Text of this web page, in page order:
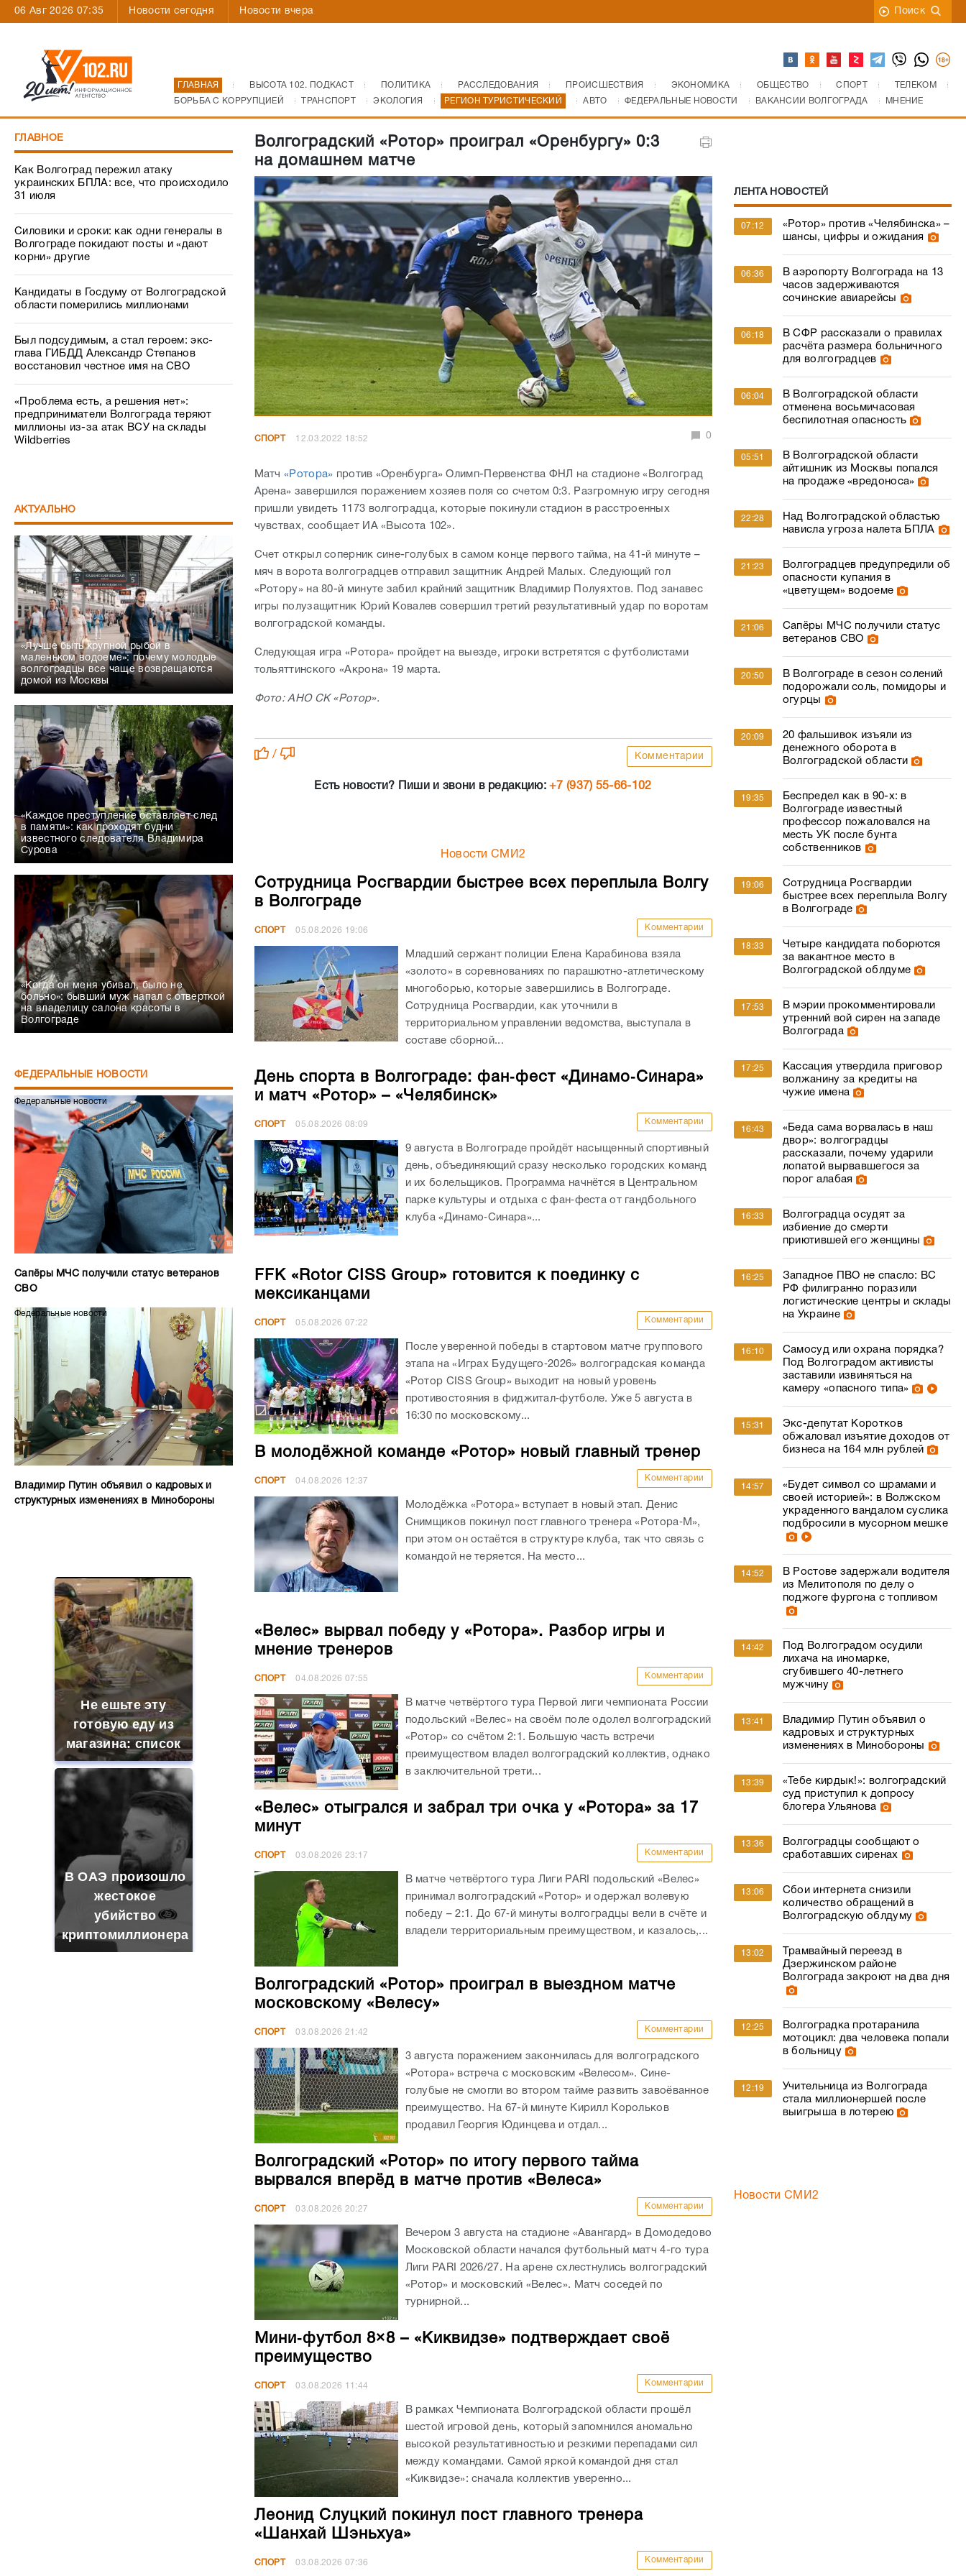
06 Авг 2026 07:35 Новости сегодня Новости вчера Поиск
ГЛАВНАЯ ВЫСОТА 102. ПОДКАСТ ПОЛИТИКА РАССЛЕДОВАНИЯ ПРОИСШЕСТВИЯ ЭКОНОМИКА ОБЩЕСТВО СПОРТ
ТЕЛЕКОМ
БОРЬБА С КОРРУПЦИЕЙ
ТРАНСПОРТ ЭКОЛОГИЯ РЕГИОН ТУРИСТИЧЕСКИЙ АВТО ФЕДЕРАЛЬНЫЕ НОВОСТИ ВАКАНСИИ ВОЛГОГРАДА МНЕНИЕ
ГЛАВНОЕ
Как Волгоград пережил атаку
украинских БПЛА: все, что происходило
31 июля
Силовики и сроки: как одни генералы в
Волгограде покидают посты и «дают
корни» другие
Кандидаты в Госдуму от Волгоградской
области померились миллионами
Был подсудимым, а стал героем: экс-
глава ГИБДД Александр Степанов
восстановил честное имя на СВО
«Проблема есть, а решения нет»:
предприниматели Волгограда теряют
миллионы из-за атак ВСУ на склады
Wildberries
АКТУАЛЬНО
«Лучше быть крупной рыбой в
маленьком водоеме»: почему молодые
волгоградцы все чаще возвращаются
домой из Москвы
«Каждое преступление оставляет след
в памяти»: как проходят будни
известного следователя Владимира
Сурова
«Когда он меня убивал, было не
больно»: бывший муж напал с отверткой
на владелицу салона красоты в
Волгограде
ФЕДЕРАЛЬНЫЕ НОВОСТИ
Федеральные новости
Сапёры МЧС получили статус ветеранов
СВО
Федеральные новости
Владимир Путин объявил о кадровых и
структурных изменениях в Минобороны
Не ешьте эту
готовую еду из
магазина: список
В ОАЭ произошло
жестокое
убийство
криптомиллионера
Волгоградский «Ротор» проиграл «Оренбургу» 0:3
на домашнем матче
СПОРТ 12.03.2022 18:52 0
Матч «Ротора» против «Оренбурга» Олимп-Первенства ФНЛ на стадионе «Волгоград
Арена» завершился поражением хозяев поля со счетом 0:3. Разгромную игру сегодня
пришли увидеть 1173 волгоградца, которые покинули стадион в расстроенных
чувствах, сообщает ИА «Высота 102».
Счет открыл соперник сине-голубых в самом конце первого тайма, на 41-й минуте –
мяч в ворота волгоградцев отправил защитник Андрей Малых. Следующий гол
«Ротору» на 80-й минуте забил крайний защитник Владимир Полуяхтов. Под занавес
игры полузащитник Юрий Ковалев совершил третий результативный удар по воротам
волгоградской команды.
Следующая игра «Ротора» пройдет на выезде, игроки встретятся с футболистами
тольяттинского «Акрона» 19 марта.
Фото: АНО СК «Ротор».
/ Комментарии
Есть новости? Пиши и звони в редакцию:+7 (937) 55-66-102
Новости СМИ2
Сотрудница Росгвардии быстрее всех переплыла Волгу
в Волгограде
СПОРТ 05.08.2026 19:06 Комментарии
Младший сержант полиции Елена Карабинова взяла
«золото» в соревнованиях по парашютно-атлетическому
многоборью, которые завершились в Волгограде.
Сотрудница Росгвардии, как уточнили в
территориальном управлении ведомства, выступала в
составе сборной...
День спорта в Волгограде: фан‑фест «Динамо‑Синара»
и матч «Ротор» – «Челябинск»
СПОРТ 05.08.2026 08:09 Комментарии
9 августа в Волгограде пройдёт насыщенный спортивный
день, объединяющий сразу несколько городских команд
и их болельщиков. Программа начнётся в Центральном
парке культуры и отдыха с фан‑феста от гандбольного
клуба «Динамо‑Синара»...
FFK «Rotor CISS Group» готовится к поединку с
мексиканцами
СПОРТ 05.08.2026 07:22 Комментарии
После уверенной победы в стартовом матче группового
этапа на «Играх Будущего‑2026» волгоградская команда
«Ротор CISS Group» выходит на новый уровень
противостояния в фиджитал‑футболе. Уже 5 августа в
16:30 по московскому...
В молодёжной команде «Ротор» новый главный тренер
СПОРТ 04.08.2026 12:37 Комментарии
Молодёжка «Ротора» вступает в новый этап. Денис
Снимщиков покинул пост главного тренера «Ротора‑М»,
при этом он остаётся в структуре клуба, так что связь с
командой не теряется. На место...
«Велес» вырвал победу у «Ротора». Разбор игры и
мнение тренеров
СПОРТ 04.08.2026 07:55 Комментарии
В матче четвёртого тура Первой лиги чемпионата России
подольский «Велес» на своём поле одолел волгоградский
«Ротор» со счётом 2:1. Большую часть встречи
преимуществом владел волгоградский коллектив, однако
в заключительной трети...
«Велес» отыгрался и забрал три очка у «Ротора» за 17
минут
СПОРТ 03.08.2026 23:17 Комментарии
В матче четвёртого тура Лиги PARI подольский «Велес»
принимал волгоградский «Ротор» и одержал волевую
победу – 2:1. До 67‑й минуты волгоградцы вели в счёте и
владели территориальным преимуществом, и казалось,...
Волгоградский «Ротор» проиграл в выездном матче
московскому «Велесу»
СПОРТ 03.08.2026 21:42 Комментарии
3 августа поражением закончилась для волгоградского
«Ротора» встреча с московским «Велесом». Сине-
голубые не смогли во втором тайме развить завоёванное
преимущество. На 67-й минуте Кирилл Корольков
продавил Георгия Юдинцева и отдал...
Волгоградский «Ротор» по итогу первого тайма
вырвался вперёд в матче против «Велеса»
СПОРТ 03.08.2026 20:27 Комментарии
Вечером 3 августа на стадионе «Авангард» в Домодедово
Московской области начался футбольный матч 4-го тура
Лиги PARI 2026/27. На арене схлестнулись волгоградский
«Ротор» и московский «Велес». Матч соседей по
турнирной...
Мини‑футбол 8×8 – «Киквидзе» подтверждает своё
преимущество
СПОРТ 03.08.2026 11:44 Комментарии
В рамках Чемпионата Волгоградской области прошёл
шестой игровой день, который запомнился аномально
высокой результативностью и резкими перепадами сил
между командами. Самой яркой командой дня стал
«Киквидзе»: сначала коллектив уверенно...
Леонид Слуцкий покинул пост главного тренера
«Шанхай Шэньхуа»
СПОРТ 03.08.2026 07:36 Комментарии
ЛЕНТА НОВОСТЕЙ
07:12
«Ротор» против «Челябинска» –
шансы, цифры и ожидания
06:36
В аэропорту Волгограда на 13
часов задерживаются
сочинские авиарейсы
06:18
В СФР рассказали о правилах
расчёта размера больничного
для волгоградцев
06:04
В Волгоградской области
отменена восьмичасовая
беспилотная опасность
05:51
В Волгоградской области
айтишник из Москвы попался
на продаже «вредоноса»
22:28
Над Волгоградской областью
нависла угроза налета БПЛА
21:23
Волгоградцев предупредили об
опасности купания в
«цветущем» водоеме
21:06
Сапёры МЧС получили статус
ветеранов СВО
20:50
В Волгограде в сезон солений
подорожали соль, помидоры и
огурцы
20:09
20 фальшивок изъяли из
денежного оборота в
Волгоградской области
19:35
Беспредел как в 90-х: в
Волгограде известный
профессор пожаловался на
месть УК после бунта
собственников
19:06
Сотрудница Росгвардии
быстрее всех переплыла Волгу
в Волгограде
18:33
Четыре кандидата поборются
за вакантное место в
Волгоградской облдуме
17:53
В мэрии прокомментировали
утренний вой сирен на западе
Волгограда
17:25
Кассация утвердила приговор
волжанину за кредиты на
чужие имена
16:43
«Беда сама ворвалась в наш
двор»: волгоградцы
рассказали, почему ударили
лопатой вырвавшегося за
порог алабая
16:33
Волгоградца осудят за
избиение до смерти
приютившей его женщины
16:25
Западное ПВО не спасло: ВС
РФ филигранно поразили
логистические центры и склады
на Украине
16:10
Самосуд или охрана порядка?
Под Волгоградом активисты
заставили извиняться на
камеру «опасного типа»
15:31
Экс-депутат Коротков
обжаловал изъятие доходов от
бизнеса на 164 млн рублей
14:57
«Будет символ со шрамами и
своей историей»: в Волжском
украденного вандалом суслика
подбросили в мусорном мешке
14:52
В Ростове задержали водителя
из Мелитополя по делу о
поджоге фургона с топливом
14:42
Под Волгоградом осудили
лихача на иномарке,
сгубившего 40-летнего
мужчину
13:41
Владимир Путин объявил о
кадровых и структурных
изменениях в Минобороны
13:39
«Тебе кирдык!»: волгоградский
суд приступил к допросу
блогера Ульянова
13:36
Волгоградцы сообщают о
сработавших сиренах
13:06
Сбои интернета снизили
количество обращений в
Волгоградскую облдуму
13:02
Трамвайный переезд в
Дзержинском районе
Волгограда закроют на два дня
12:25
Волгоградка протаранила
мотоцикл: два человека попали
в больницу
12:19
Учительница из Волгограда
стала миллионершей после
выигрыша в лотерею
Новости СМИ2